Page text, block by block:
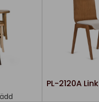
PL-2120A Link